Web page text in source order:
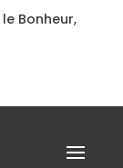
Bonheur,